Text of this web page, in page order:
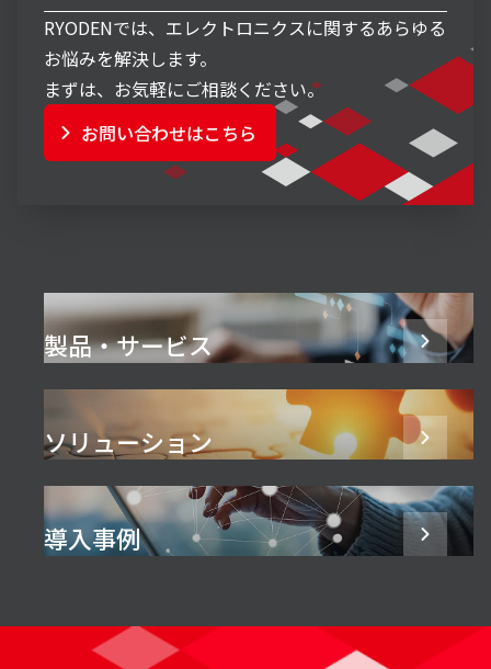
RYODENでは、エレクトロニクスに関するあらゆる
お悩みを解決します。
まずは、お気軽にご相談ください。
お問い合わせはこちら
製品・サービス
ソリューション
導入事例